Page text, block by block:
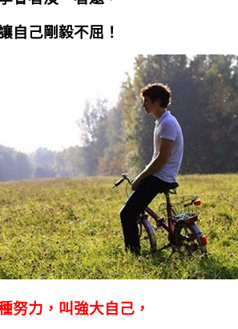
自己剛毅不屈！
努力，叫強大自己，